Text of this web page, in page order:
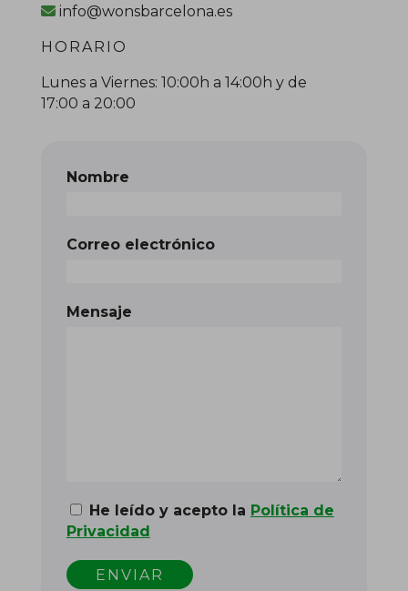
info@wonsbarcelona.es
HORARIO
Lunes a Viernes: 10:00h a 14:00h y de
17:00 a 20:00
Nombre
Correo electrónico
Mensaje
He leído y acepto la Política de
Privacidad